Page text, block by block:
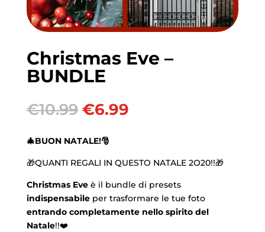
Christmas Eve –
BUNDLE
€10.99 Il
originale
era:
€10.99.
€6.99Il
€6.99.
🎄BUON NATALE!🎅
🎁QUANTI REGALI IN QUESTO NATALE 2O20!!🎁
Christmas Eveè il bundle di presets
indispensabileper trasformare le tue foto
entrando completamente nello spirito del
Natale!!❤️